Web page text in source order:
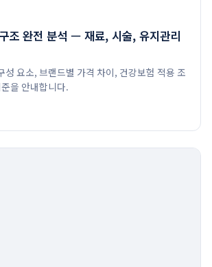
조 완전 분석 — 재료, 시술, 유지관리
성 요소, 브랜드별 가격 차이, 건강보험 적용 조
을 안내합니다.